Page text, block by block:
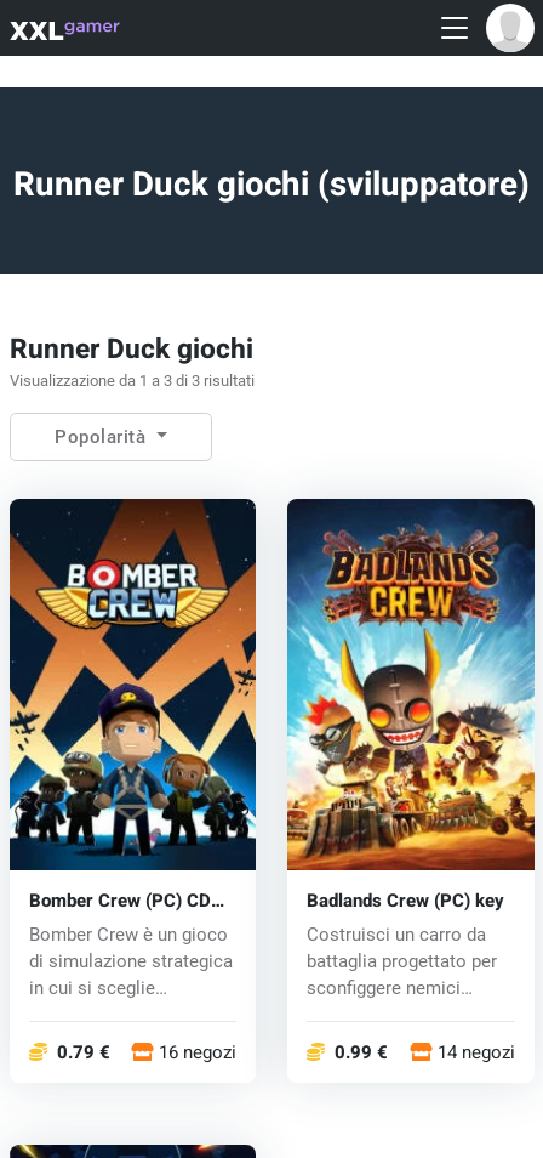
Runner Duck giochi (sviluppatore)
Runner Duck giochi
Visualizzazione da 1 a 3 di 3 risultati
Popolarità
Bomber Crew (PC) CD
key
Bomber Crew è un gioco
di simulazione strategica
in cui si sceglie
0.79 € 16 negozi
Badlands Crew (PC) key
Costruisci un carro da
battaglia progettato per
sconfiggere nemici
0.99 € 14 negozi